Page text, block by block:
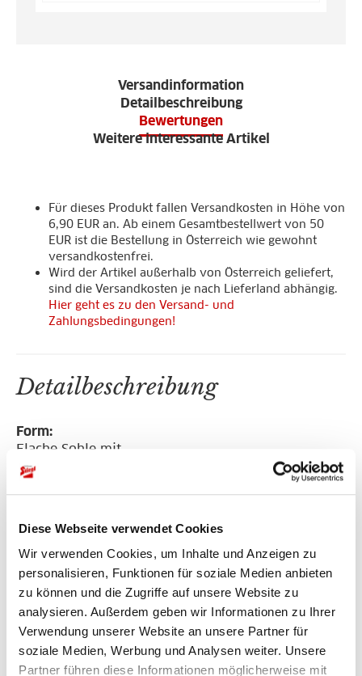
Diese Webseite verwendet Cookies
Wir verwenden Cookies, um Inhalte und Anzeigen zu
personalisieren, Funktionen für soziale Medien anbieten
zu können und die Zugriffe auf unsere Website zu
analysieren. Außerdem geben wir Informationen zu Ihrer
Verwendung unserer Website an unsere Partner für
soziale Medien, Werbung und Analysen weiter. Unsere
Partner führen diese Informationen möglicherweise mit
Versandinformation
Detailbeschreibung
Bewertungen
Weitere interessante Artikel
Für dieses Produkt fallen Versandkosten in Höhe von
6,90 EUR an. Ab einem Gesamtbestellwert von 50
EUR ist die Bestellung in Österreich wie gewohnt
versandkostenfrei.
Wird der Artikel außerhalb von Österreich geliefert,
sind die Versandkosten je nach Lieferland abhängig.
Hier geht es zu den Versand- und
Zahlungsbedingungen!
Detailbeschreibung
Form:
Flache Sohle mit
offenem Design
weiß
Material:
100% PVC
Hersteller:
Bavarian Caps